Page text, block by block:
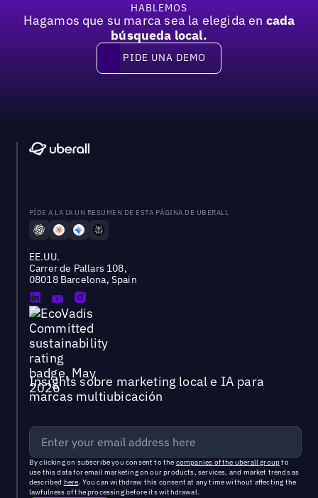
HABLEMOS
Hagamos que su marca sea la elegida en cada
búsqueda local.
Pide una demo
PIDE UNA DEMO
PÍDE A LA IA UN RESUMEN DE ESTA PÁGINA DE UBERALL
EE.UU.
Carrer de Pallars 108,
08018 Barcelona, Spain
Insights sobre marketing local e IA para
marcas multiubicación
By clicking on subscribe you consent to the companies of the uberall groupto
use this data for email marketing on our products, services, and market trends as
described here. You can withdraw this consent at any time without affecting the
lawfulness of the processing before its withdrawal.